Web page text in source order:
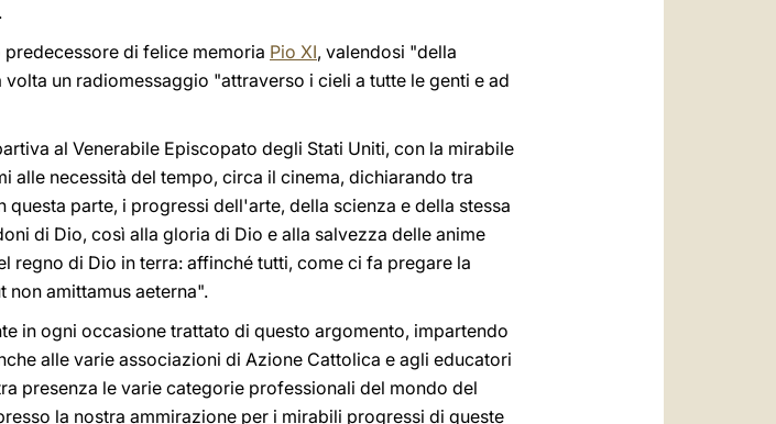
di felice memoria Pio XI, valendosi "della
un radiomessaggio "attraverso i cieli a tutte le genti e ad
al Venerabile Episcopato degli Stati Uniti, con la mirabile
alle necessità del tempo, circa il cinema, dichiarando tra
parte, i progressi dell'arte, della scienza e della stessa
di Dio, così alla gloria di Dio e alla salvezza delle anime
regno di Dio in terra: affinché tutti, come ci fa pregare la
non amittamus aeterna".
in ogni occasione trattato di questo argomento, impartendo
alle varie associazioni di Azione Cattolica e agli educatori
presenza le varie categorie professionali del mondo del
la nostra ammirazione per i mirabili progressi di queste